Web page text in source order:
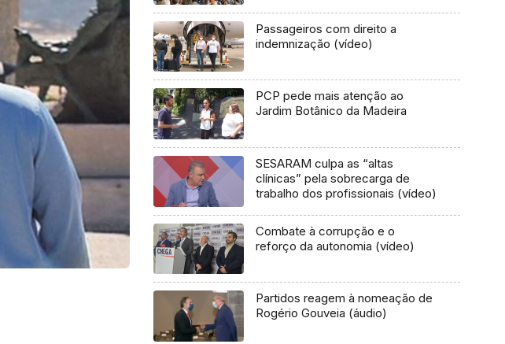
Passageiros com direito a
indemnização (vídeo)
PCP pede mais atenção ao
Jardim Botânico da Madeira
SESARAM culpa as “altas
clínicas” pela sobrecarga de
trabalho dos profissionais (vídeo)
Combate à corrupção e o
reforço da autonomia (vídeo)
Partidos reagem à nomeação de
Rogério Gouveia (áudio)